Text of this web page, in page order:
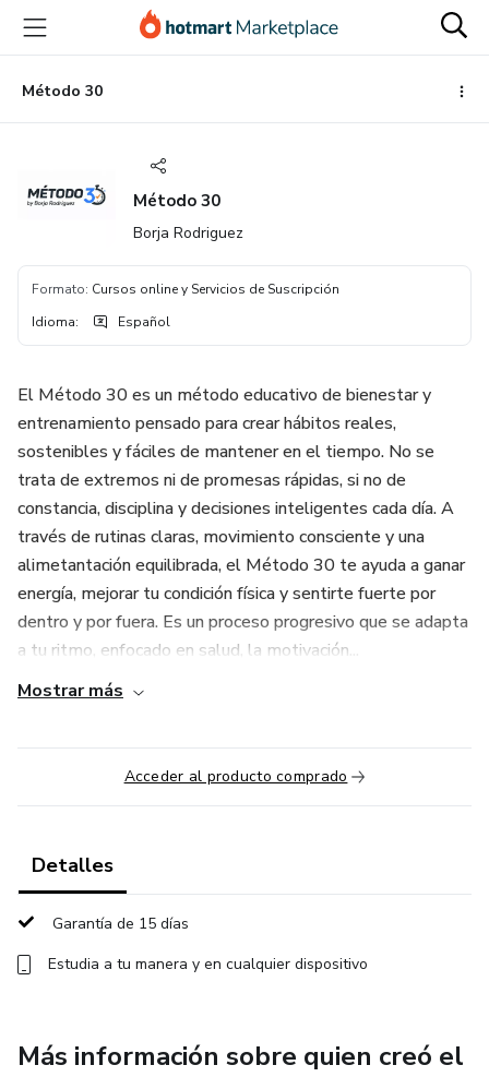
principal
página
de
página
Método 30
Método 30
Borja Rodriguez
Formato: Cursos online y Servicios de Suscripción
Idioma: Español
El Método 30 es un método educativo de bienestar y
entrenamiento pensado para crear hábitos reales,
sostenibles y fáciles de mantener en el tiempo. No se
trata de extremos ni de promesas rápidas, si no de
constancia, disciplina y decisiones inteligentes cada día. A
través de rutinas claras, movimiento consciente y una
alimetantación equilibrada, el Método 30 te ayuda a ganar
energía, mejorar tu condición física y sentirte fuerte por
dentro y por fuera. Es un proceso progresivo que se adapta
a tu ritmo, enfocado en salud, la motivación...
Mostrar más
Acceder al producto comprado
Detalles
Garantía de 15 días
Estudia a tu manera y en cualquier dispositivo
Más información sobre quien creó el